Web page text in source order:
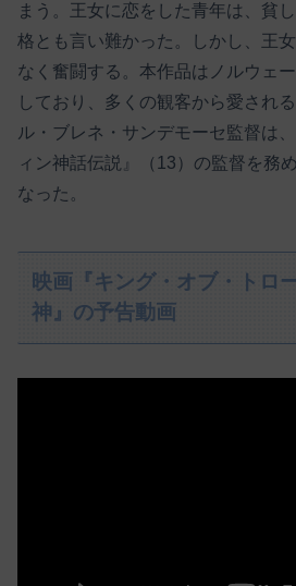
まう。王女に恋をした青年は、貧
格とも言い難かった。しかし、王
なく奮闘する。本作品はノルウェ
しており、多くの観客から愛され
ル・ブレネ・サンデモーセ監督は
ィン神話伝説』（13）の監督を務
なった。
映画『キング・オブ・トロ
神』の予告動画